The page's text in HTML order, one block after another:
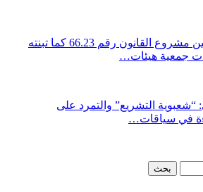
أهم أوجه التباين بين مشروع القانون رقم 66.23 كما تبنته
جمعية هيئات…
التشريع” والتمرد على
في سياقات…